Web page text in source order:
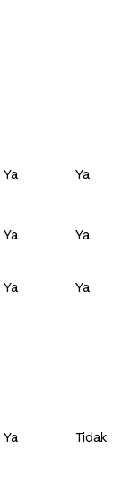
Ya Ya
Ya Ya
Ya Ya
Ya Tidak